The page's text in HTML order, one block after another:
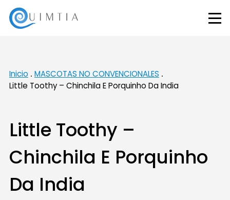
Inicio
MASCOTAS NO CONVENCIONALES
Little Toothy – Chinchila E Porquinho Da India
Little Toothy –
Chinchila E Porquinho
Da India